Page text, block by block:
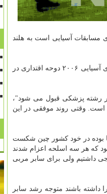
مسابقات آسیایی است به هلند
باقرزاده با تاکید بر اینکه آن زمان شمشیربازی هیچ جایگاهی در آسیا و جهان نداشت، تصریح کرد: پس از بازی های آسیایی ۲۰۰۶ دوحه اقتداری در
رشته پزشکی قبول می شود"،
است. وقتی روند موفقی در این
بوده در خود کشور چین شکست
که هر سه اسلحه اعزام شدند
داشتیم ولی برای سابر مربی
این عملکرد را داشته باشند متوجه رشد سابر